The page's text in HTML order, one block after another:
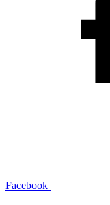
Facebook